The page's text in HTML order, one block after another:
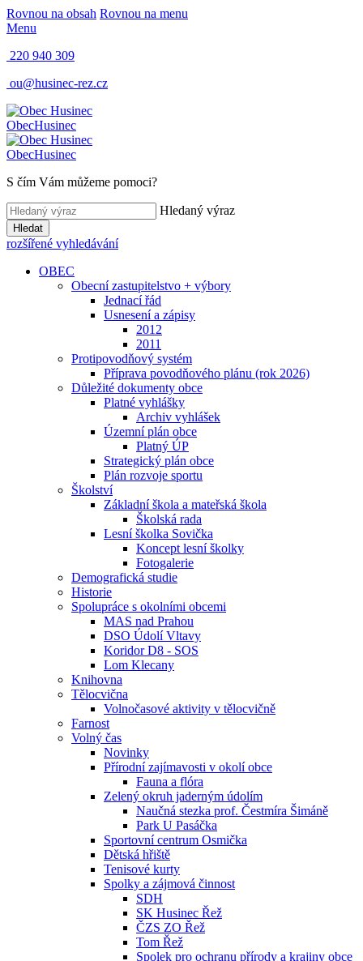
Rovnou na obsah Rovnou na menu
Menu
220 940 309
ou@husinec-rez.cz
ObecHusinec
ObecHusinec
S čím Vám můžeme pomoci?
Hledaný výraz
Hledat
rozšířené vyhledávání
OBEC
Obecní zastupitelstvo + výbory
Jednací řád
Usnesení a zápisy
2012
2011
Protipovodňový systém
Příprava povodňového plánu (rok 2026)
Důležité dokumenty obce
Platné vyhlášky
Archiv vyhlášek
Územní plán obce
Platný ÚP
Strategický plán obce
Plán rozvoje sportu
Školství
Základní škola a mateřská škola
Školská rada
Lesní školka Sovička
Koncept lesní školky
Fotogalerie
Demografická studie
Historie
Spolupráce s okolními obcemi
MAS nad Prahou
DSO Údolí Vltavy
Koridor D8 - SOS
Lom Klecany
Knihovna
Tělocvična
Volnočasové aktivity v tělocvičně
Farnost
Volný čas
Novinky
Přírodní zajímavosti v okolí obce
Fauna a flóra
Zelený okruh jaderným údolím
Naučná stezka prof. Čestmíra Šimáně
Park U Pasáčka
Sportovní centrum Osmička
Dětská hřiště
Tenisové kurty
Spolky a zájmová činnost
SDH
SK Husinec Řež
ČZS ZO Řež
Tom Řež
Spolek pro ochranu přírody a krajiny obce